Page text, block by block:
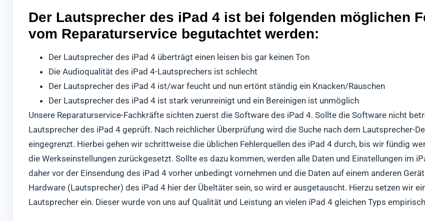
Der Lautsprecher des iPad 4 ist bei folgenden möglichen
vom Reparaturservice begutachtet werden:
Der Lautsprecher des iPad 4 überträgt einen leisen bis gar keinen Ton
Die Audioqualität des iPad 4-Lautsprechers ist schlecht
Der Lautsprecher des iPad 4 ist/war feucht und nun ertönt ständig ein Knacken/Rauschen
Der Lautsprecher des iPad 4 ist stark verunreinigt und ein Bereinigen ist unmöglich
Unsere Reparaturservice-Fachkräfte sichten zuerst die Software des iPad 4. Sollte die Software nicht
Lautsprecher des iPad 4 geprüft. Nach reichlicher Überprüfung wird die Suche nach dem Lautsprecher-
eingegrenzt. Hierbei gehen wir schrittweise die üblichen Fehlerquellen des iPad 4 durch, bis wir fündig
die Werkseinstellungen zurückgesetzt. Sollte es dazu kommen, werden alle Daten und Einstellungen im
daher vor der Einsendung des iPad 4 vorher unbedingt vornehmen und die Daten auf einem anderen
Hardware (Lautsprecher) des iPad 4 hier der Übeltäter sein, so wird er ausgetauscht. Hierzu setzen wir
Lautsprecher ein. Dieser wurde von uns auf Qualität und Leistung an vielen iPad 4 gleichen Typs